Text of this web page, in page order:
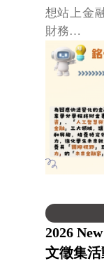
想站上金
財務…
2026
文徵集活